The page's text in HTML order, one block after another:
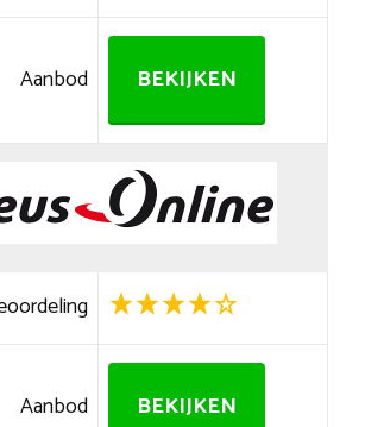
Aanbod BEKIJKEN
Aanbod BEKIJKEN